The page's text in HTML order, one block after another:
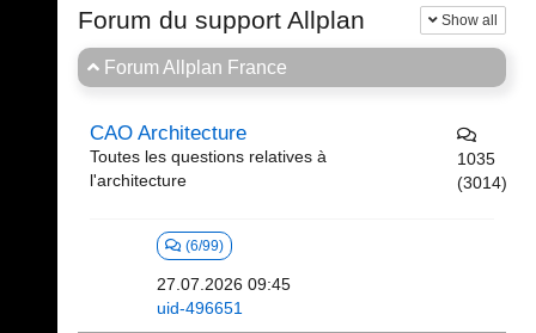
Forum du support Allplan Show all
Forum Allplan France
CAO Architecture
Toutes les questions relatives à
l'architecture
1035
(3014)
(6/99)
27.07.2026 09:45
uid-496651